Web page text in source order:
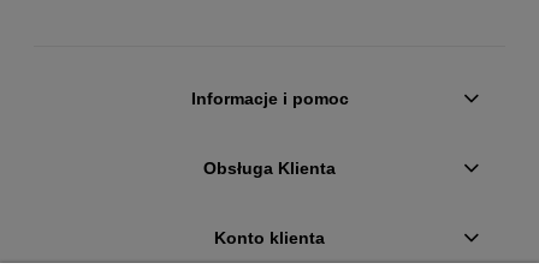
Informacje i pomoc
Obsługa Klienta
Konto klienta